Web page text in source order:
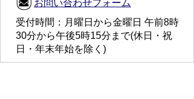
お問い合わせフォーム
受付時間：月曜日から金曜日 午前8時
30分から午後5時15分まで(休日・祝
日・年末年始を除く)